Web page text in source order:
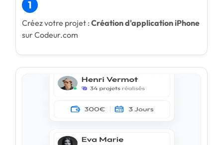
1
Créez votre projet : Création d'application iPhone
sur Codeur.com